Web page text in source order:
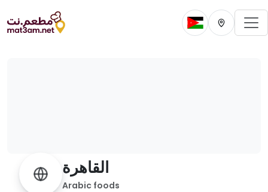
Change current
Change
القاهرة
Arabic foods